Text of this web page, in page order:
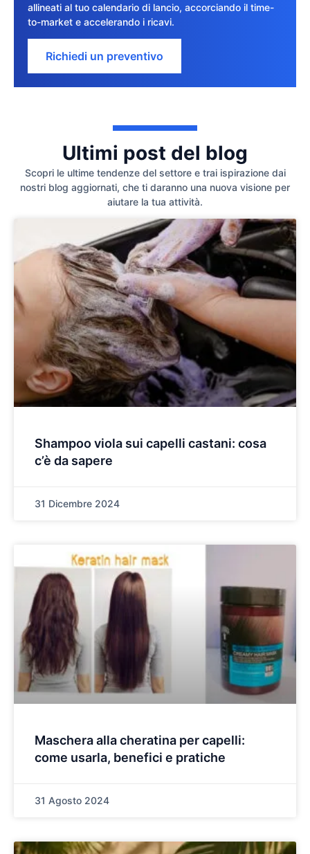
allineati al tuo calendario di lancio, accorciando il time-
to-market e accelerando i ricavi.
Richiedi un preventivo
Ultimi post del blog
Scopri le ultime tendenze del settore e trai ispirazione dai
nostri blog aggiornati, che ti daranno una nuova visione per
aiutare la tua attività.
Shampoo viola sui capelli castani: cosa
c’è da sapere
31 Dicembre 2024
Maschera alla cheratina per capelli:
come usarla, benefici e pratiche
31 Agosto 2024